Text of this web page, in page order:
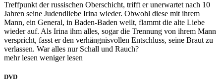
Treffpunkt der russischen Oberschicht, trifft er unerwartet nach 10
Jahren seine Judendliebe Irina wieder. Obwohl diese mit ihrem
Mann, ein General, in Baden-Baden weilt, flammt die alte Liebe
wieder auf. Als Irina ihm alles, sogar die Trennung von ihrem Mann
verspricht, fasst er den verhängnisvollen Entschluss, seine Braut zu
verlassen. War alles nur Schall und Rauch?
mehr lesen weniger lesen
DVD